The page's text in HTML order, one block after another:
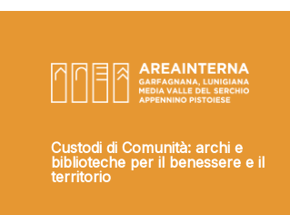
Custodi di Comunità: archi e
biblioteche per il benessere e il
territorio